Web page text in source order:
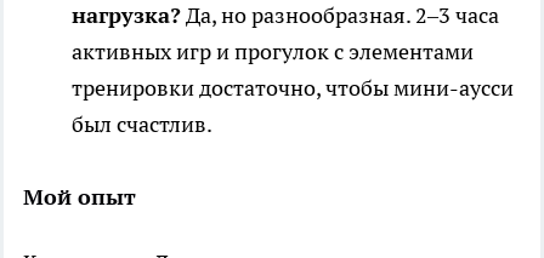
нагрузка?Да, но разнообразная. 2–3 часа
активных игр и прогулок с элементами
тренировки достаточно, чтобы мини-аусси
был счастлив.
Мой опыт